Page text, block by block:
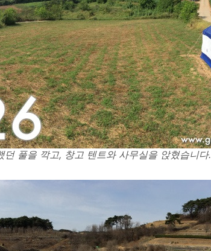
풀을 깍고, 창고 텐트와 사무실을 앉혔습니다.